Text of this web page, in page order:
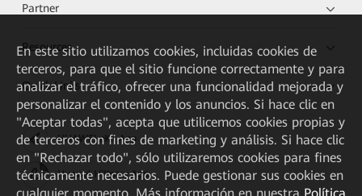
Partner
Resources
Quick Links
HUAWEI eKit App
Huawei HiKnow App
En este sitio utilizamos cookies, incluidas cookies de
terceros, para que el sitio funcione correctamente y para
analizar el tráfico, ofrecer una funcionalidad mejorada y
personalizar el contenido y los anuncios. Si hace clic en
"Aceptar todas", acepta que utilicemos cookies propias y
de terceros con fines de marketing y análisis. Si hace clic
en "Rechazar todo", sólo utilizaremos cookies para fines
técnicamente necesarios. Puede gestionar sus cookies en